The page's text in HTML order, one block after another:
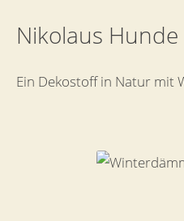
Nikolaus Hunde
Ein Dekostoff in Natur mit